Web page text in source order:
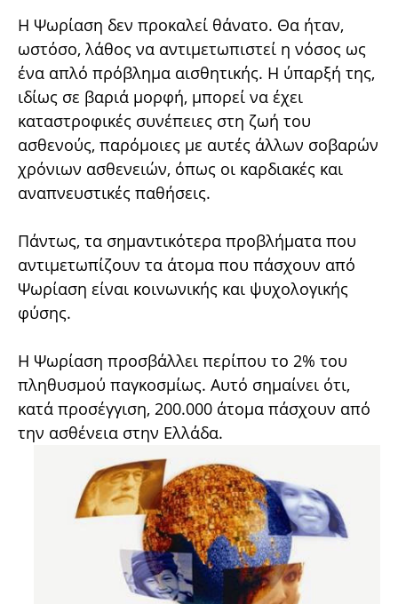
Η Ψωρίαση δεν προκαλεί θάνατο. Θα ήταν,
ωστόσο, λάθος να αντιμετωπιστεί η νόσος ως
ένα απλό πρόβλημα αισθητικής. Η ύπαρξή της,
ιδίως σε βαριά μορφή, μπορεί να έχει
καταστροφικές συνέπειες στη ζωή του
ασθενούς, παρόμοιες με αυτές άλλων σοβαρών
χρόνιων ασθενειών, όπως οι καρδιακές και
αναπνευστικές παθήσεις.
Πάντως, τα σημαντικότερα προβλήματα που
αντιμετωπίζουν τα άτομα που πάσχουν από
Ψωρίαση είναι κοινωνικής και ψυχολογικής
φύσης.
Η Ψωρίαση προσβάλλει περίπου το 2% του
πληθυσμού παγκοσμίως. Αυτό σημαίνει ότι,
κατά προσέγγιση, 200.000 άτομα πάσχουν από
την ασθένεια στην Ελλάδα.